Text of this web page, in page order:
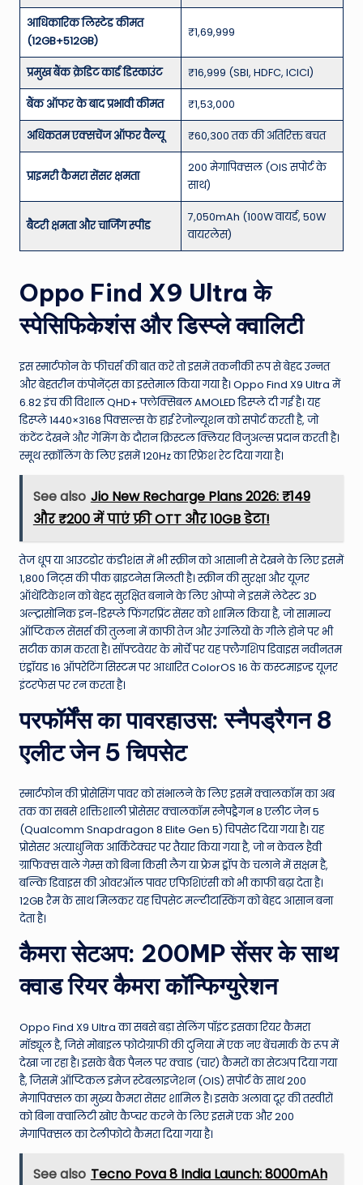
आधिकारिक लिस्टेड कीमत
(12GB+512GB)
₹1,69,999
प्रमुख बैंक क्रेडिट कार्ड डिस्काउंट ₹16,999 (SBI, HDFC, ICICI)
बैंक ऑफर के बाद प्रभावी कीमत ₹1,53,000
अधिकतम एक्सचेंज ऑफर वैल्यू ₹60,300 तक की अतिरिक्त बचत
प्राइमरी कैमरा सेंसर क्षमता
200 मेगापिक्सल (OIS सपोर्ट के
साथ)
बैटरी क्षमता और चार्जिंग स्पीड
7,050mAh (100W वायर्ड, 50W
वायरलेस)
Oppo Find X9 Ultra के
स्पेसिफिकेशंस और डिस्प्ले क्वालिटी
इस स्मार्टफोन के फीचर्स की बात करें तो इसमें तकनीकी रूप से बेहद उन्नत
और बेहतरीन कंपोनेंट्स का इस्तेमाल किया गया है। Oppo Find X9 Ultra में
6.82 इंच की विशाल QHD+ फ्लेक्सिबल AMOLED डिस्प्ले दी गई है। यह
डिस्प्ले 1440×3168 पिक्सल्स के हाई रेजोल्यूशन को सपोर्ट करती है, जो
कंटेंट देखने और गेमिंग के दौरान क्रिस्टल क्लियर विजुअल्स प्रदान करती है।
स्मूथ स्क्रॉलिंग के लिए इसमें 120Hz का रिफ्रेश रेट दिया गया है।
See also Jio New Recharge Plans 2026: ₹149
और ₹200 में पाएं फ्री OTT और 10GB डेटा!
तेज धूप या आउटडोर कंडीशंस में भी स्क्रीन को आसानी से देखने के लिए इसमें
1,800 निट्स की पीक ब्राइटनेस मिलती है। स्क्रीन की सुरक्षा और यूज़र
ऑथेंटिकेशन को बेहद सुरक्षित बनाने के लिए ओप्पो ने इसमें लेटेस्ट 3D
अल्ट्रासोनिक इन-डिस्प्ले फिंगरप्रिंट सेंसर को शामिल किया है, जो सामान्य
ऑप्टिकल सेंसर्स की तुलना में काफी तेज और उंगलियों के गीले होने पर भी
सटीक काम करता है। सॉफ्टवेयर के मोर्चे पर यह फ्लैगशिप डिवाइस नवीनतम
एंड्रॉयड 16 ऑपरेटिंग सिस्टम पर आधारित ColorOS 16 के कस्टमाइज्ड यूज़र
इंटरफेस पर रन करता है।
परफॉर्मेंस का पावरहाउस: स्नैपड्रैगन 8
एलीट जेन 5 चिपसेट
स्मार्टफोन की प्रोसेसिंग पावर को संभालने के लिए इसमें क्वालकॉम का अब
तक का सबसे शक्तिशाली प्रोसेसर क्वालकॉम स्नैपड्रैगन 8 एलीट जेन 5
(Qualcomm Snapdragon 8 Elite Gen 5) चिपसेट दिया गया है। यह
प्रोसेसर अत्याधुनिक आर्किटेक्चर पर तैयार किया गया है, जो न केवल हैवी
ग्राफिक्स वाले गेम्स को बिना किसी लैग या फ्रेम ड्रॉप के चलाने में सक्षम है,
बल्कि डिवाइस की ओवरऑल पावर एफिशिएंसी को भी काफी बढ़ा देता है।
12GB रैम के साथ मिलकर यह चिपसेट मल्टीटास्किंग को बेहद आसान बना
देता है।
कैमरा सेटअप: 200MP सेंसर के साथ
क्वाड रियर कैमरा कॉन्फिग्युरेशन
Oppo Find X9 Ultra का सबसे बड़ा सेलिंग पॉइंट इसका रियर कैमरा
मॉड्यूल है, जिसे मोबाइल फोटोग्राफी की दुनिया में एक नए बेंचमार्क के रूप में
देखा जा रहा है। इसके बैक पैनल पर क्वाड (चार) कैमरों का सेटअप दिया गया
है, जिसमें ऑप्टिकल इमेज स्टेबलाइजेशन (OIS) सपोर्ट के साथ 200
मेगापिक्सल का मुख्य कैमरा सेंसर शामिल है। इसके अलावा दूर की तस्वीरों
को बिना क्वालिटी खोए कैप्चर करने के लिए इसमें एक और 200
मेगापिक्सल का टेलीफोटो कैमरा दिया गया है।
See also Tecno Pova 8 India Launch: 8000mAh